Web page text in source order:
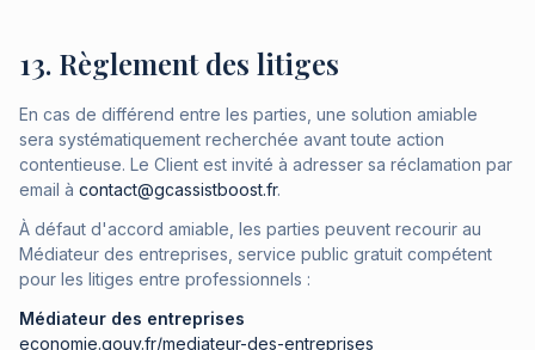
13. Règlement des litiges
En cas de différend entre les parties, une solution amiable
sera systématiquement recherchée avant toute action
contentieuse. Le Client est invité à adresser sa réclamation par
email à contact@gcassistboost.fr.
À défaut d'accord amiable, les parties peuvent recourir au
Médiateur des entreprises, service public gratuit compétent
pour les litiges entre professionnels :
Médiateur des entreprises
economie.gouv.fr/mediateur-des-entreprises